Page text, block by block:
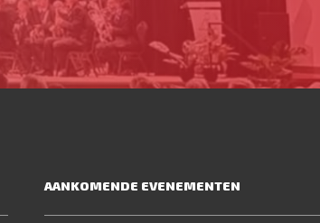
AANKOMENDE EVENEMENTEN